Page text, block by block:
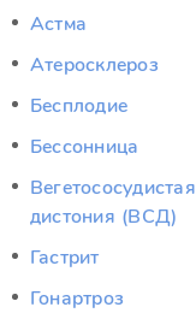
Астма
Атеросклероз
Бесплодие
Бессонница
Вегетососудистая
дистония (ВСД)
Гастрит
Гонартроз